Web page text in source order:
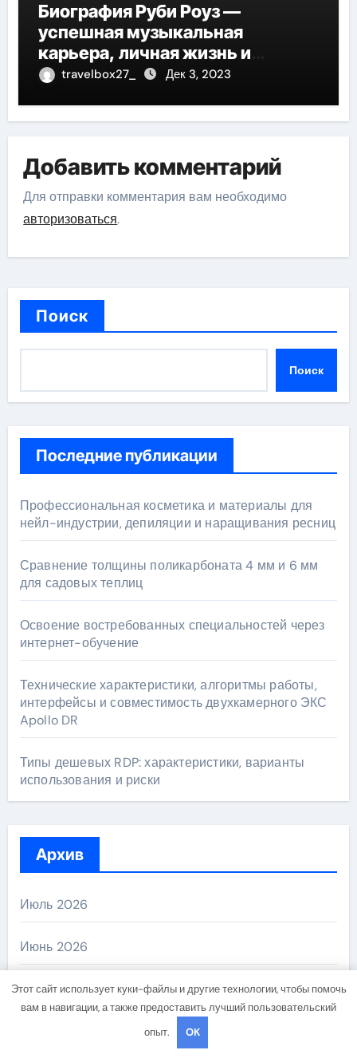
Биография Руби Роуз —
успешная музыкальная
карьера, личная жизнь и
знаковые достижения
travelbox27_ Дек 3, 2023
Добавить комментарий
Для отправки комментария вам необходимо
авторизоваться.
Поиск
Поиск
Последние публикации
Профессиональная косметика и материалы для
нейл-индустрии, депиляции и наращивания ресниц
Сравнение толщины поликарбоната 4 мм и 6 мм
для садовых теплиц
Освоение востребованных специальностей через
интернет-обучение
Технические характеристики, алгоритмы работы,
интерфейсы и совместимость двухкамерного ЭКС
Apollo DR
Типы дешевых RDP: характеристики, варианты
использования и риски
Архив
Июль 2026
Июнь 2026
Май 2026
Этот сайт использует куки-файлы и другие технологии, чтобы помочь
вам в навигации, а также предоставить лучший пользовательский
опыт.
OK